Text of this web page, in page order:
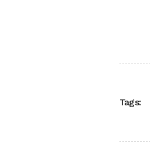
Tags: